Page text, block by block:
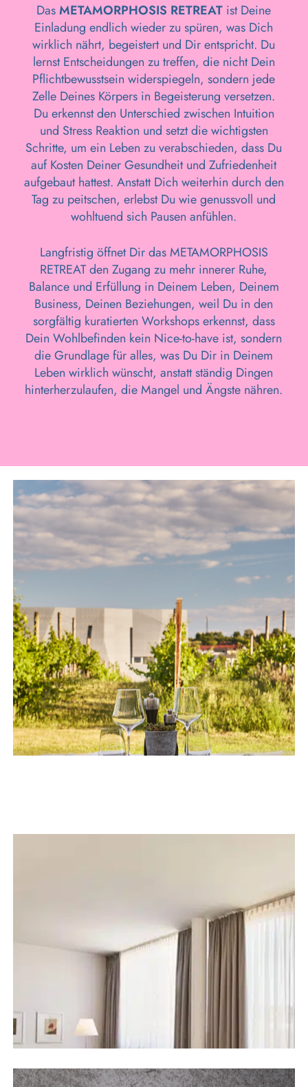
DasMETAMORPHOSIS RETREAT ist Deine
Einladung endlich wieder zu spüren, was Dich
wirklich nährt, begeistert und Dir entspricht. Du
lernst Entscheidungen zu treffen, die nicht Dein
Pflichtbewusstsein widerspiegeln, sondern jede
Zelle Deines Körpers in Begeisterung versetzen.
Du erkennst den Unterschied zwischen Intuition
und Stress Reaktion und setzt die wichtigsten
Schritte, um ein Leben zu verabschieden, dass Du
auf Kosten Deiner Gesundheit und Zufriedenheit
aufgebaut hattest. Anstatt Dich weiterhin durch den
Tag zu peitschen, erlebst Du wie genussvoll und
wohltuend sich Pausen anfühlen.
Langfristig öffnet Dir das METAMORPHOSIS
RETREAT den Zugang zu mehr innerer Ruhe,
Balance und Erfüllung in Deinem Leben, Deinem
Business, Deinen Beziehungen, weil Du in den
sorgfältig kuratierten Workshops erkennst, dass
Dein Wohlbefinden kein Nice-to-have ist, sondern
die Grundlage für alles, was Du Dir in Deinem
Leben wirklich wünscht, anstatt ständig Dingen
hinterherzulaufen, die Mangel und Ängste nähren.